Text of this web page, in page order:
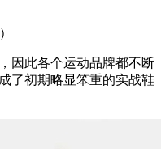
此各个运动品牌都不断
了初期略显笨重的实战鞋